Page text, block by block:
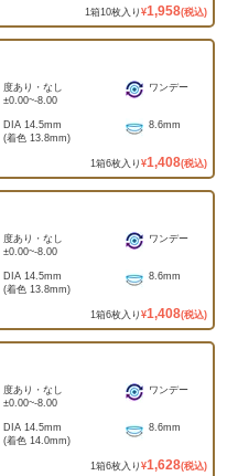
1箱10枚入り ¥1,958(税込)
度あり・なし
±0.00~-8.00
ワンデー
DIA 14.5mm
(着色 13.8mm)
8.6mm
1箱6枚入り ¥1,408(税込)
度あり・なし
±0.00~-8.00
ワンデー
DIA 14.5mm
(着色 13.8mm)
8.6mm
1箱6枚入り ¥1,408(税込)
度あり・なし
±0.00~-8.00
ワンデー
DIA 14.5mm
(着色 14.0mm)
8.6mm
1箱6枚入り ¥1,628(税込)